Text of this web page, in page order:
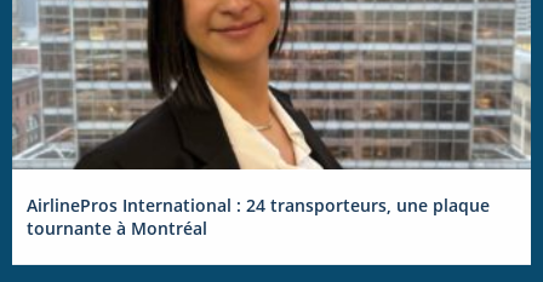
AirlinePros International : 24 transporteurs, une plaque
tournante à Montréal